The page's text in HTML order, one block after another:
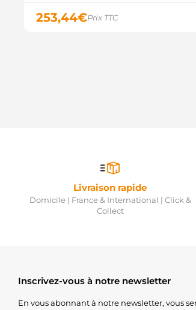
253,44€Prix TTC
Livraison rapide
Domicile | France & International | Click &
Collect
Inscrivez-vous à notre newsletter
En vous abonnant à notre newsletter, vous